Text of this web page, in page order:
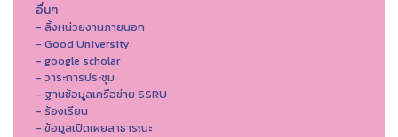
อื่นๆ
- ลิ้งหน่วยงานภายนอก
- Good University
- google scholar
- วาระการประชุม
- ฐานข้อมูลเครือข่าย SSRU
- ร้องเรียน
- ข้อมูลเปิดเผยสาธารณะ